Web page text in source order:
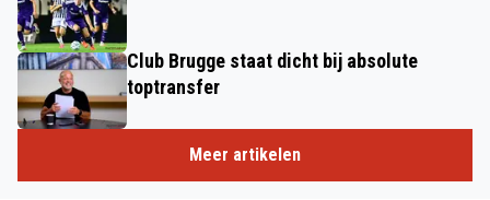
Club Brugge staat dicht bij absolute
toptransfer
Meer artikelen